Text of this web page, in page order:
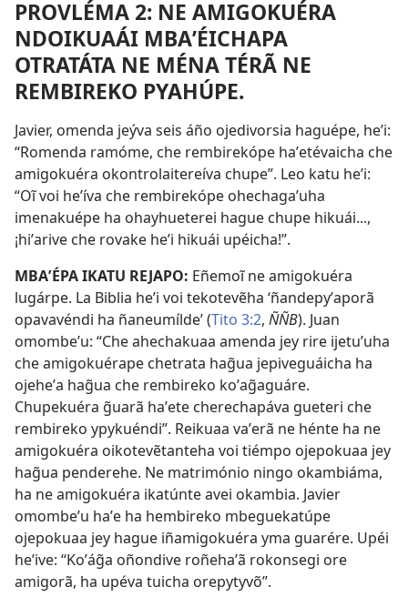
PROVLÉMA 2: NE AMIGOKUÉRA
NDOIKUAÁI MBAʼÉICHAPA
OTRATÁTA NE MÉNA TÉRÃ NE
REMBIREKO PYAHÚPE.
Javier, omenda jeýva seis áño ojedivorsia haguépe, heʼi:
“Romenda ramóme, che rembirekópe haʼetévaicha che
amigokuéra okontrolaitereíva chupe”. Leo katu heʼi:
“Oĩ voi heʼíva che rembirekópe ohechagaʼuha
imenakuépe ha ohayhueterei hague chupe hikuái...,
¡hiʼarive che rovake heʼi hikuái upéicha!”.
MBAʼÉPA IKATU REJAPO: Eñemoĩ ne amigokuéra
lugárpe. La Biblia heʼi voi tekotevẽha ‘ñandepyʼaporã
opavavéndi ha ñaneumílde’ (Tito 3:2, ÑÑB). Juan
omombeʼu: “Che ahechakuaa amenda jey rire ijetuʼuha
che amigokuérape chetrata hag̃ua jepiveguáicha ha
ojeheʼa hag̃ua che rembireko koʼag̃aguáre.
Chupekuéra g̃uarã haʼete cherechapáva gueteri che
rembireko ypykuéndi”. Reikuaa vaʼerã ne hénte ha ne
amigokuéra oikotevẽtanteha voi tiémpo ojepokuaa jey
hag̃ua penderehe. Ne matrimónio ningo okambiáma,
ha ne amigokuéra ikatúnte avei okambia. Javier
omombeʼu haʼe ha hembireko mbeguekatúpe
ojepokuaa jey hague iñamigokuéra yma guarére. Upéi
heʼive: “Koʼág̃a oñondive roñehaʼã rokonsegi ore
amigorã, ha upéva tuicha orepytyvõ”.